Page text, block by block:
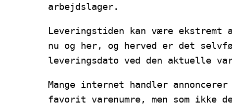
arbejdslager.
Leveringstiden kan være ekstremt
nu og her, og herved er det
leveringsdato ved den aktuelle
Mange internet handler
favorit varenumre, men som ikke